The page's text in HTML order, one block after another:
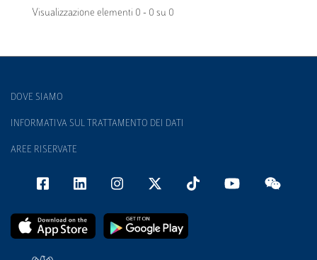
Visualizzazione elementi 0 - 0 su 0
DOVE SIAMO
INFORMATIVA SUL TRATTAMENTO DEI DATI
AREE RISERVATE